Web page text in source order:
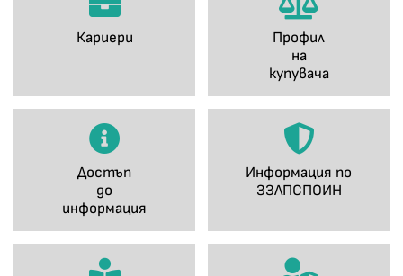
Кариери
Профил
на
купувача
Достъп
до
информация
Информация по
ЗЗЛПСПОИН